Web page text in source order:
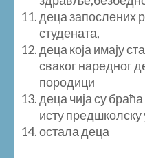
деца запослених
студената,
деца која имају
сваког наредног
породици
деца чија су
исту предшколску
остала деца